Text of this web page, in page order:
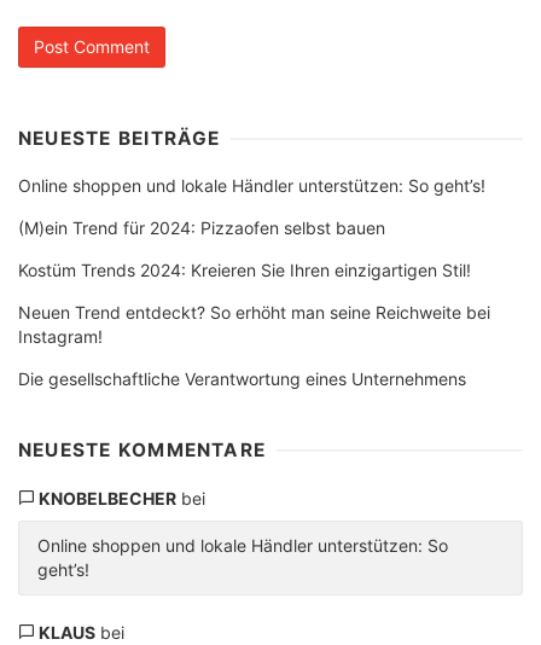
NEUESTE BEITRÄGE
Online shoppen und lokale Händler unterstützen: So geht’s!
(M)ein Trend für 2024: Pizzaofen selbst bauen
Kostüm Trends 2024: Kreieren Sie Ihren einzigartigen Stil!
Neuen Trend entdeckt? So erhöht man seine Reichweite bei
Instagram!
Die gesellschaftliche Verantwortung eines Unternehmens
NEUESTE KOMMENTARE
KNOBELBECHERbei
Online shoppen und lokale Händler unterstützen: So
geht’s!
KLAUSbei